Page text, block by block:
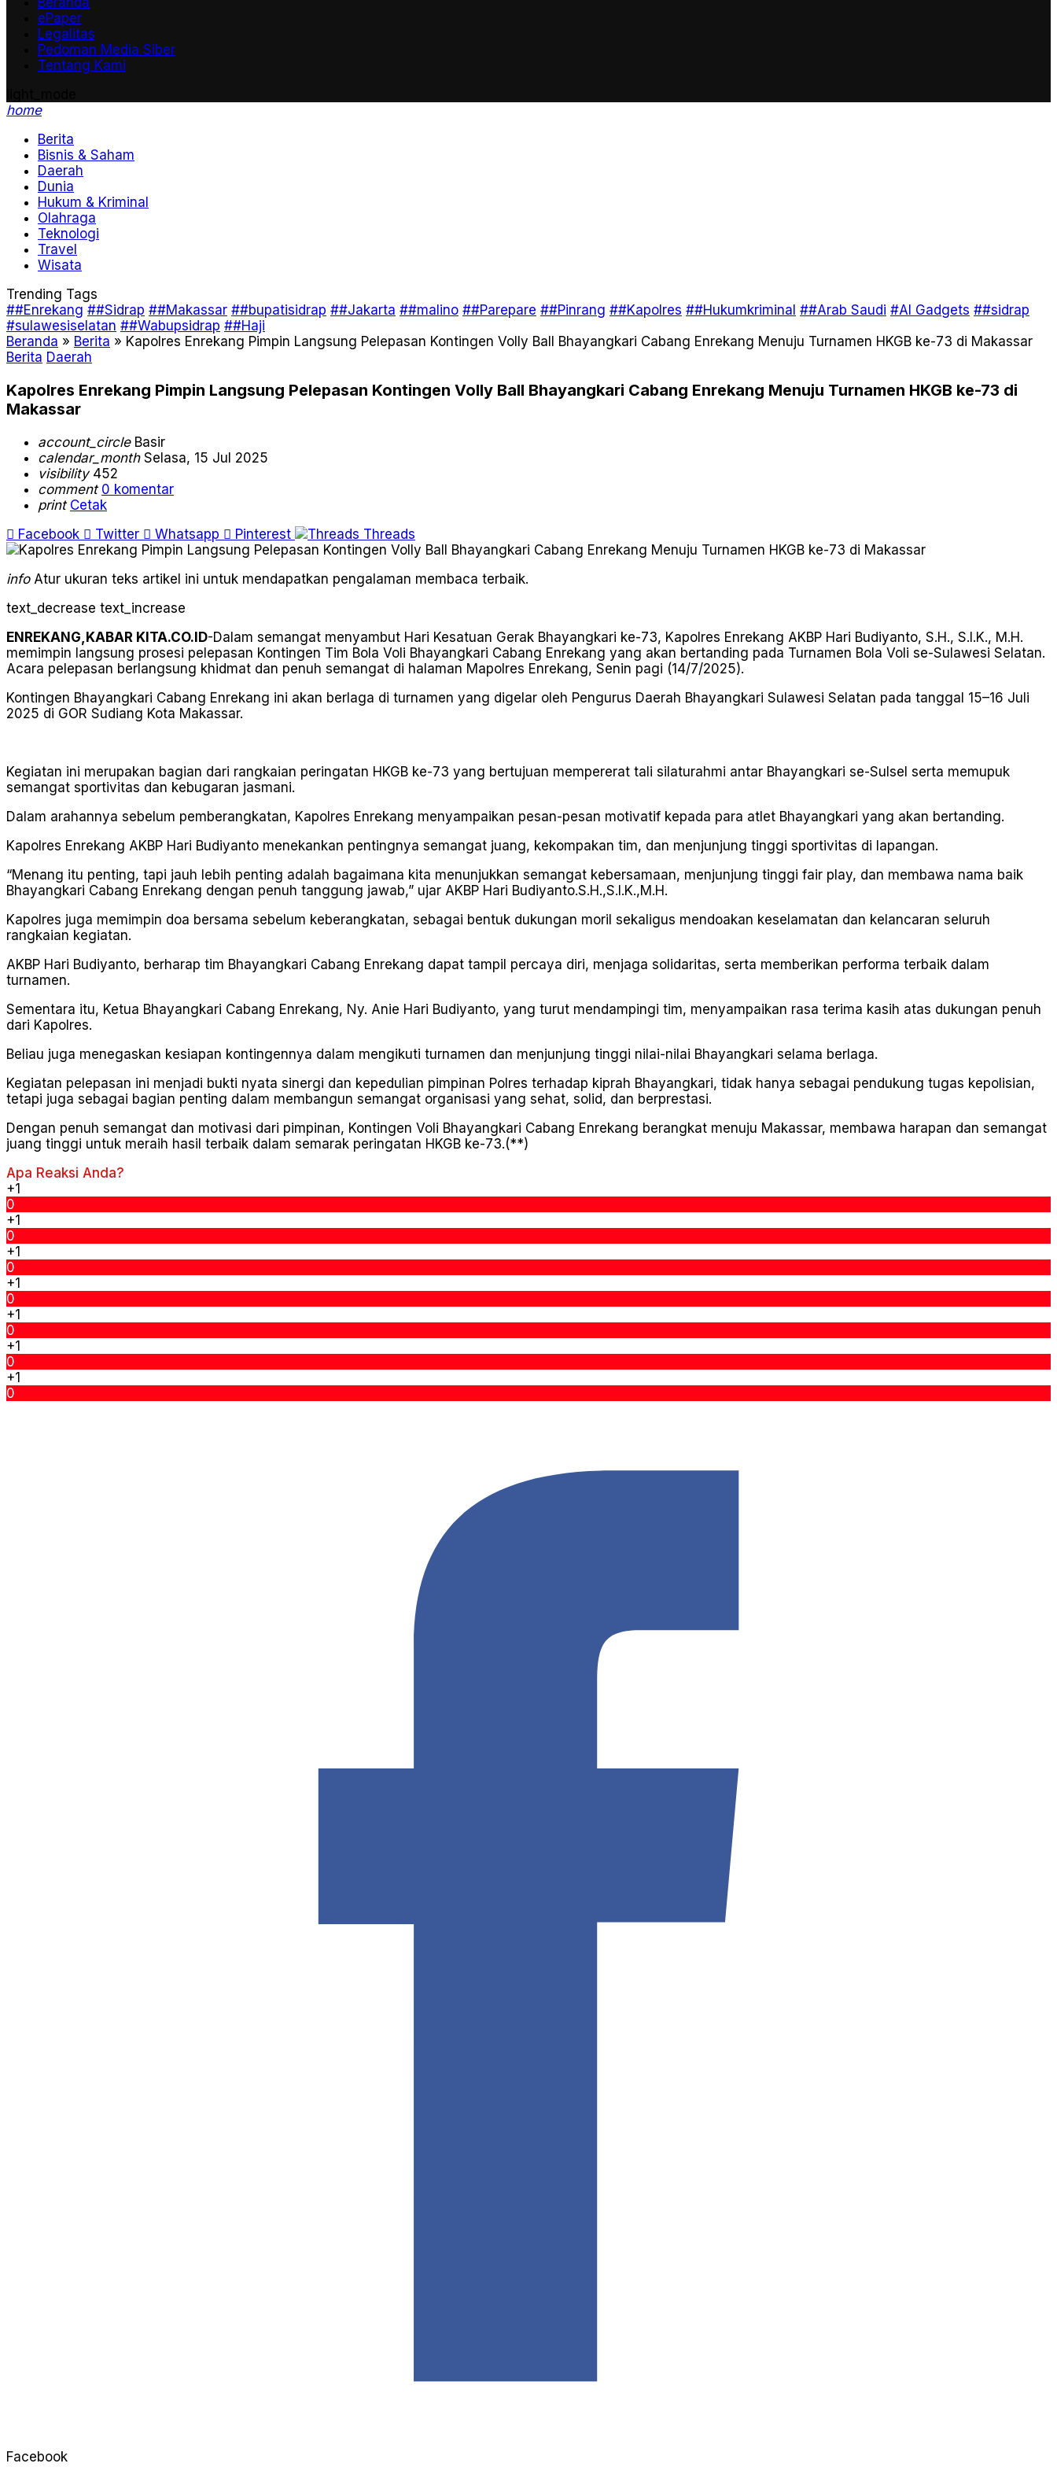
ePaper
Legalitas
Pedoman Media Siber
Tentang Kami
home
Berita
Bisnis & Saham
Daerah
Dunia
Hukum & Kriminal
Olahraga
Teknologi
Travel
Wisata
Trending Tags
##Enrekang ##Sidrap ##Makassar ##bupatisidrap ##Jakarta ##malino ##Parepare ##Pinrang ##Kapolres ##Hukumkriminal ##Arab Saudi #AI Gadgets ##sidrap
#sulawesiselatan ##Wabupsidrap ##Haji
Beranda » Berita » Kapolres Enrekang Pimpin Langsung Pelepasan Kontingen Volly Ball Bhayangkari Cabang Enrekang Menuju Turnamen HKGB ke-73 di Makassar
Berita Daerah
Kapolres Enrekang Pimpin Langsung Pelepasan Kontingen Volly Ball Bhayangkari Cabang Enrekang Menuju Turnamen HKGB ke-73 di
Makassar
account_circleBasir
calendar_monthSelasa, 15 Jul 2025
visibility452
comment 0 komentar
print Cetak
Facebook
Twitter Whatsapp Pinterest Threads
infoAtur ukuran teks artikel ini untuk mendapatkan pengalaman membaca terbaik.
text_decrease text_increase
ENREKANG,KABAR KITA.CO.ID-Dalam semangat menyambut Hari Kesatuan Gerak Bhayangkari ke-73, Kapolres Enrekang AKBP Hari Budiyanto, S.H., S.I.K., M.H.
memimpin langsung prosesi pelepasan Kontingen Tim Bola Voli Bhayangkari Cabang Enrekang yang akan bertanding pada Turnamen Bola Voli se-Sulawesi Selatan.
Acara pelepasan berlangsung khidmat dan penuh semangat di halaman Mapolres Enrekang, Senin pagi (14/7/2025).
Kontingen Bhayangkari Cabang Enrekang ini akan berlaga di turnamen yang digelar oleh Pengurus Daerah Bhayangkari Sulawesi Selatan pada tanggal 15–16 Juli
2025 di GOR Sudiang Kota Makassar.
Kegiatan ini merupakan bagian dari rangkaian peringatan HKGB ke-73 yang bertujuan mempererat tali silaturahmi antar Bhayangkari se-Sulsel serta memupuk
semangat sportivitas dan kebugaran jasmani.
Dalam arahannya sebelum pemberangkatan, Kapolres Enrekang menyampaikan pesan-pesan motivatif kepada para atlet Bhayangkari yang akan bertanding.
Kapolres Enrekang AKBP Hari Budiyanto menekankan pentingnya semangat juang, kekompakan tim, dan menjunjung tinggi sportivitas di lapangan.
“Menang itu penting, tapi jauh lebih penting adalah bagaimana kita menunjukkan semangat kebersamaan, menjunjung tinggi fair play, dan membawa nama baik
Bhayangkari Cabang Enrekang dengan penuh tanggung jawab,” ujar AKBP Hari Budiyanto.S.H.,S.I.K.,M.H.
Kapolres juga memimpin doa bersama sebelum keberangkatan, sebagai bentuk dukungan moril sekaligus mendoakan keselamatan dan kelancaran seluruh
rangkaian kegiatan.
AKBP Hari Budiyanto, berharap tim Bhayangkari Cabang Enrekang dapat tampil percaya diri, menjaga solidaritas, serta memberikan performa terbaik dalam
turnamen.
Sementara itu, Ketua Bhayangkari Cabang Enrekang, Ny. Anie Hari Budiyanto, yang turut mendampingi tim, menyampaikan rasa terima kasih atas dukungan penuh
dari Kapolres.
Beliau juga menegaskan kesiapan kontingennya dalam mengikuti turnamen dan menjunjung tinggi nilai-nilai Bhayangkari selama berlaga.
Kegiatan pelepasan ini menjadi bukti nyata sinergi dan kepedulian pimpinan Polres terhadap kiprah Bhayangkari, tidak hanya sebagai pendukung tugas kepolisian,
tetapi juga sebagai bagian penting dalam membangun semangat organisasi yang sehat, solid, dan berprestasi.
Dengan penuh semangat dan motivasi dari pimpinan, Kontingen Voli Bhayangkari Cabang Enrekang berangkat menuju Makassar, membawa harapan dan semangat
juang tinggi untuk meraih hasil terbaik dalam semarak peringatan HKGB ke-73.(**)
Apa Reaksi Anda?
+1
0
+1
0
+1
0
+1
0
+1
0
+1
0
+1
0
Facebook